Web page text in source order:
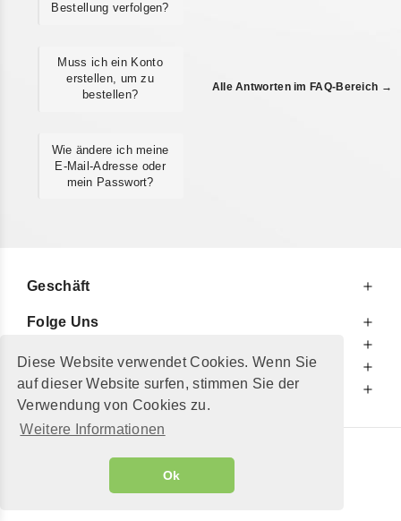
Diese Website verwendet Cookies. Wenn Sie
auf dieser Website surfen, stimmen Sie der
Verwendung von Cookies zu.
Weitere Informationen
Ok
Bestellung verfolgen?
Muss ich ein Konto
erstellen, um zu
bestellen?
Wie ändere ich meine
E-Mail-Adresse oder
mein Passwort?
Alle Antworten im FAQ-Bereich →
Geschäft
Folge Uns
Zu Ihrer Information
Zusätzlich
© 2002 - 2026"Petershop GmbH"
Alle Preise inkl. MwSt. und zzgl.
GeToTickets.com| build#3.12.37